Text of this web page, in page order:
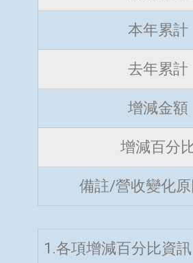
本年累計
去年累計
增減金額
增減百分
備註/營收變化原
1.各項增減百分比資